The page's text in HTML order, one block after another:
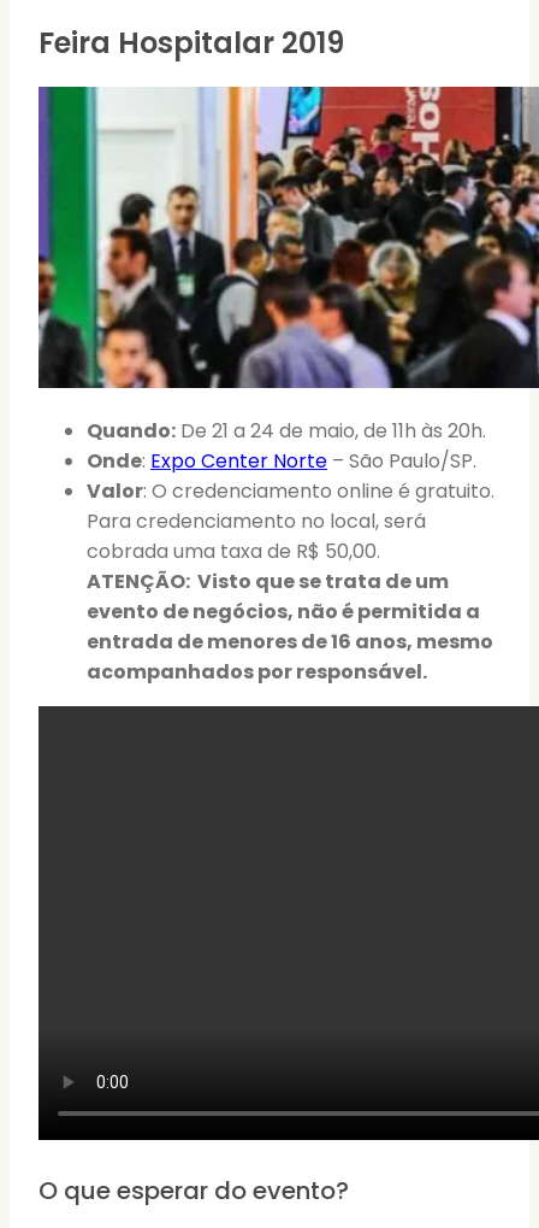
Feira Hospitalar 2019
Quando: De 21 a 24 de maio, de 11h às 20h.
Onde: Expo Center Norte – São Paulo/SP.
Valor: O credenciamento online é gratuito.
Para credenciamento no local, será
cobrada uma taxa de R$ 50,00.
ATENÇÃO: Visto que se trata de um
evento de negócios, não é permitida a
entrada de menores de 16 anos, mesmo
acompanhados por responsável.
O que esperar do evento?